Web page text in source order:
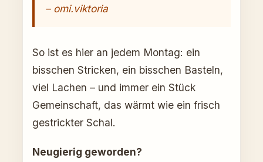
– omi.viktoria
So ist es hier an jedem Montag: ein
bisschen Stricken, ein bisschen Basteln,
viel Lachen – und immer ein Stück
Gemeinschaft, das wärmt wie ein frisch
gestrickter Schal.
Neugierig geworden?